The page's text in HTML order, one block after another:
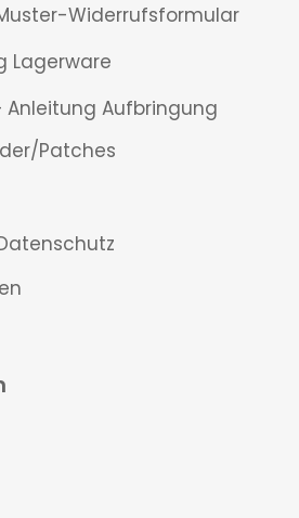
Widerrufsformular
Lagerware
Aufbringung
Patches